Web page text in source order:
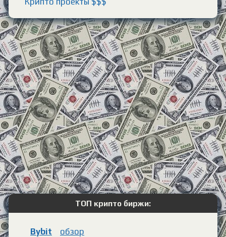
ТОП крипто биржи:
Bybit обзор